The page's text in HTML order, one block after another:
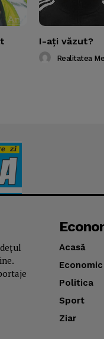
I-aţi văzut?
Realitatea
Acasă
Economic
Politica
Sport
Ziar